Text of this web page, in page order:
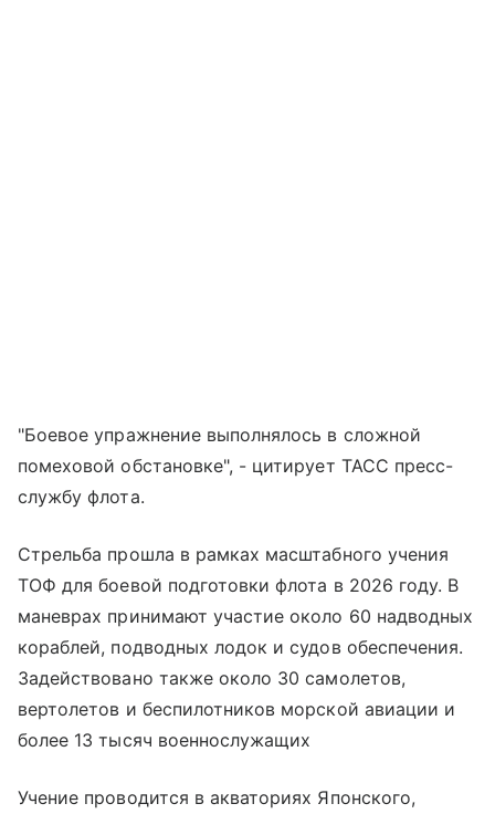
"Боевое упражнение выполнялось в сложной
помеховой обстановке", - цитирует ТАСС пресс-
службу флота.
Стрельба прошла в рамках масштабного учения
ТОФ для боевой подготовки флота в 2026 году. В
маневрах принимают участие около 60 надводных
кораблей, подводных лодок и судов обеспечения.
Задействовано также около 30 самолетов,
вертолетов и беспилотников морской авиации и
более 13 тысяч военнослужащих
Учение проводится в акваториях Японского,